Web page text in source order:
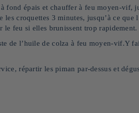
fond épais et chauffer à feu moyen-vif,
croquettes 3 minutes, jusqu’à ce que
le feu si elles brunissent trop
de l’huile de colza à feu moyen-vif.Y
répartir les piman par-dessus et